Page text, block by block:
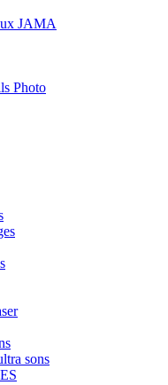
JAMA
Photo
sons